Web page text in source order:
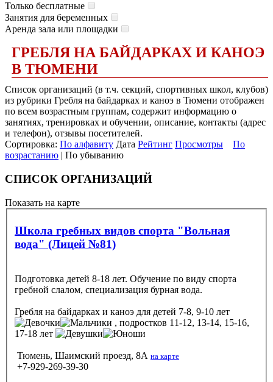
Только бесплатные
Занятия для беременных
Аренда зала или площадки
ГРЕБЛЯ НА БАЙДАРКАХ И КАНОЭ
В ТЮМЕНИ
Список организаций (в т.ч. секций, спортивных школ, клубов)
из рубрики Гребля на байдарках и каноэ в Тюмени отображен
по всем возрастным группам, содержит информацию о
занятиях, тренировках и обучении, описание, контакты (адрес
и телефон), отзывы посетителей.
Сортировка: По алфавиту Дата Рейтинг Просмотры
По
возрастанию | По убыванию
СПИСОК ОРГАНИЗАЦИЙ
Показать на карте
Школа гребных видов спорта "Вольная
вода" (Лицей №81)
Подготовка детей 8-18 лет. Обучение по виду спорта
гребной слалом, специализация бурная вода.
Гребля на байдарках и каноэ для детей 7-8, 9-10 лет
, подростков 11-12, 13-14, 15-16,
17-18 лет
Тюмень, Шаимский проезд, 8А на карте
+7-929-269-39-30